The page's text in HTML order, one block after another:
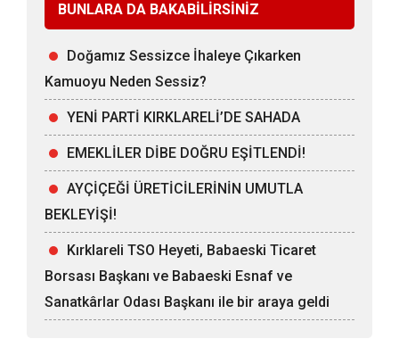
BUNLARA DA BAKABİLİRSİNİZ
Doğamız Sessizce İhaleye Çıkarken
Kamuoyu Neden Sessiz?
YENİ PARTİ KIRKLARELİ’DE SAHADA
EMEKLİLER DİBE DOĞRU EŞİTLENDİ!
AYÇİÇEĞİ ÜRETİCİLERİNİN UMUTLA
BEKLEYİŞİ!
Kırklareli TSO Heyeti, Babaeski Ticaret
Borsası Başkanı ve Babaeski Esnaf ve
Sanatkârlar Odası Başkanı ile bir araya geldi